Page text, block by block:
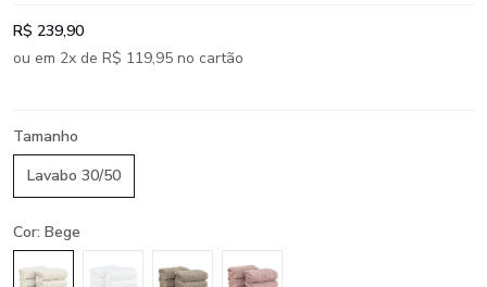
R$ 239,90
ou em 2x de R$ 119,95 no cartão
Tamanho
Lavabo 30/50
Cor: Bege